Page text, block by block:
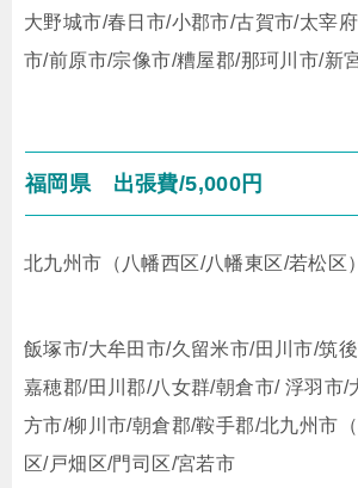
大野城市/春日市/小郡市/古賀市/太宰
市/前原市/宗像市/糟屋郡/那珂川市/新
福岡県 出張費/5,000円
北九州市（八幡西区/八幡東区/若松区）
飯塚市/大牟田市/久留米市/田川市/筑
嘉穂郡/田川郡/八女群/朝倉市/ 浮羽市/
方市/柳川市/朝倉郡/鞍手郡/北九州市
区/戸畑区/門司区/宮若市